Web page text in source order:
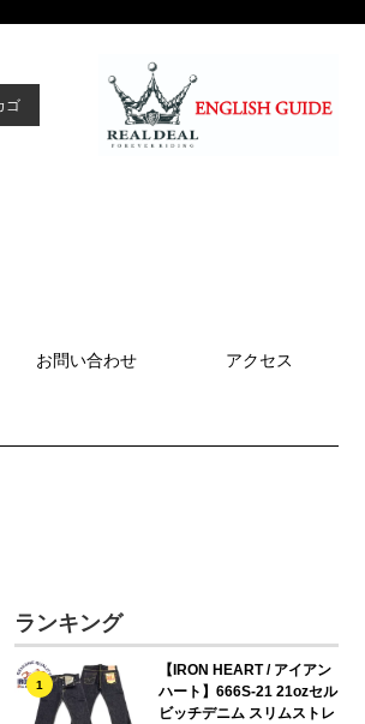
ゴ
お問い合わせ アクセス
ランキング
1
【IRON HEART / アイアン
ハート】666S-21 21ozセル
ビッチデニム スリムストレ